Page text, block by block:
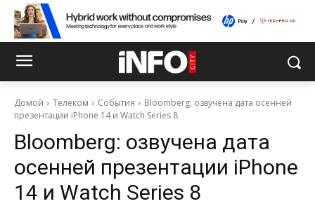
Домой Телеком События
Bloomberg: озвучена дата осенней
презентации iPhone 14 и Watch Series 8
Bloomberg: озвучена дата
осенней презентации iPhone
14 и Watch Series 8